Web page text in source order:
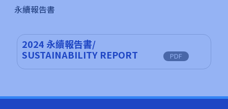
永續報告書
2024 永續報告書/
SUSTAINABILITY REPORT
PDF